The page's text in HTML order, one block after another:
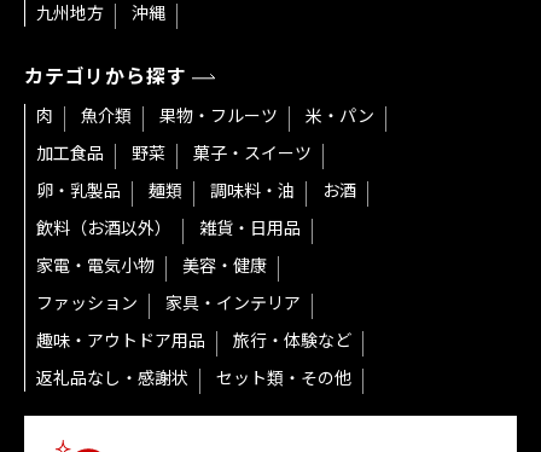
九州地方
沖縄
カテゴリから探す
肉 魚介類 果物・フルーツ
米・パン
加工食品
野菜
菓子・スイーツ
卵・乳製品
麺類 調味料・油
お酒
飲料（お酒以外）
雑貨・日用品
家電・電気小物
美容・健康
ファッション
家具・インテリア
趣味・アウトドア用品
旅行・体験など
返礼品なし・感謝状
セット類・その他